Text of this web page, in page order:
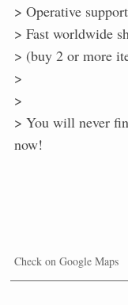
> Operative support
> Fast worldwide
> (buy 2 or more
>
>
> You will never
now!
Check on Google Maps